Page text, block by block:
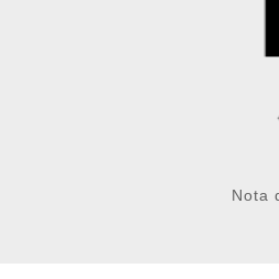
Nota